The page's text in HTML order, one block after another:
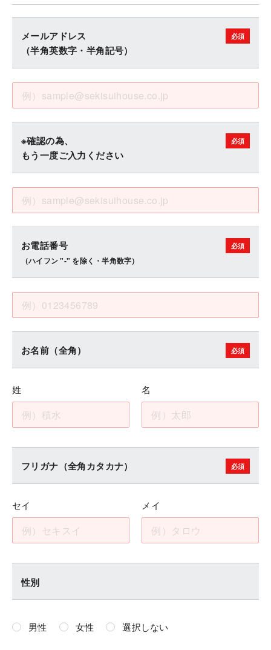
メールアドレス
（半角英数字・半角記号）
※確認の為、
もう一度ご入力ください
お電話番号
（ハイフン "-" を除く・半角数字）
お名前（全角）
姓 名
フリガナ（全角カタカナ）
セイ メイ
性別
男性 女性 選択しない